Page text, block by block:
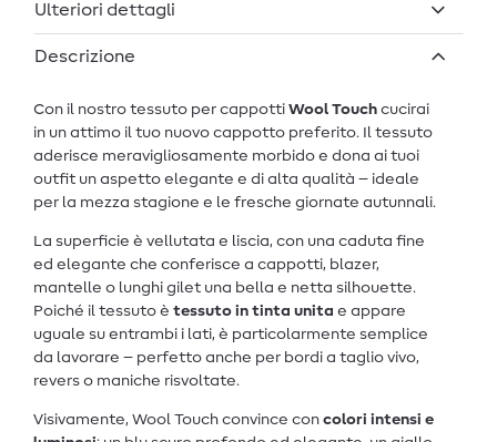
Ulteriori dettagli
Descrizione
Con il nostro tessuto per cappotti Wool Touch cucirai
in un attimo il tuo nuovo cappotto preferito. Il tessuto
aderisce meravigliosamente morbido e dona ai tuoi
outfit un aspetto elegante e di alta qualità – ideale
per la mezza stagione e le fresche giornate autunnali.
La superficie è vellutata e liscia, con una caduta fine
ed elegante che conferisce a cappotti, blazer,
mantelle o lunghi gilet una bella e netta silhouette.
Poiché il tessuto è tessuto in tinta unita e appare
uguale su entrambi i lati, è particolarmente semplice
da lavorare – perfetto anche per bordi a taglio vivo,
revers o maniche risvoltate.
Visivamente, Wool Touch convince con colori intensi e